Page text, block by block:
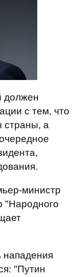
должен
с тем, что
страны, а
министр
"Народного
нападения
"Путин